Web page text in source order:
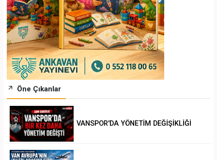
Öne Çıkanlar
VANSPOR'DA YÖNETİM DEĞİŞİKLİĞİ